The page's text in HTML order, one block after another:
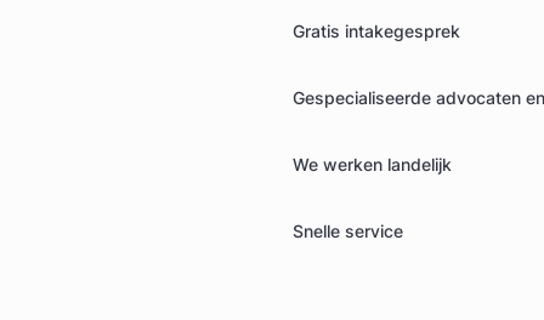
Gratis intakegesprek
Gespecialiseerde advocaten
We werken landelijk
Snelle service